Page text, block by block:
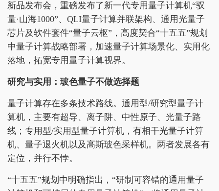
新品发布会，重磅发布了新一代专用量子计算机“驭
量·山海1000”、QLI量子计算并联架构、通用光量子
芯片及软件套件“量子云枢”，高度契合“十五五”规划
中量子计算战略部署，加速量子计算场景化、实用化
落地，拓宽专用量子计算视界。
研究与实用：玻色量子不做选择题
量子计算存在多条技术路线。通用型/研究型量子计
算机，主要有超导、离子阱、中性原子、光量子路
线；专用型/实用型量子计算机，有相干光量子计算
机、量子退火机以及高斯玻色采样机。两者发展各有
定位，并行不悖。
“十五五”规划中明确指出，“研制可容错的通用量子